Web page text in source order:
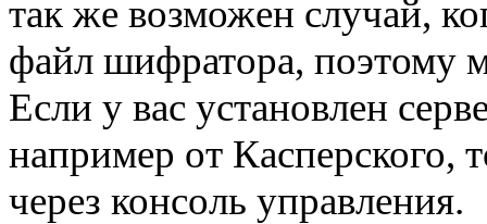
так же возможен случай,
файл шифратора, поэтому
Если у вас установлен
например от Касперского,
через консоль управления.